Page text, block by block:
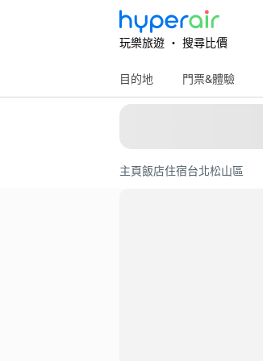
玩樂旅遊 ‧ 搜尋比價
目的地 門票&體驗
主頁飯店住宿台北松山區